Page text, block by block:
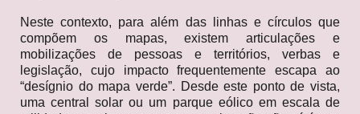
Neste contexto, para além das linhas e círculos que
compõem os mapas, existem articulações e
mobilizações de pessoas e territórios, verbas e
legislação, cujo impacto frequentemente escapa ao
“desígnio do mapa verde”. Desde este ponto de vista,
uma central solar ou um parque eólico em escala de